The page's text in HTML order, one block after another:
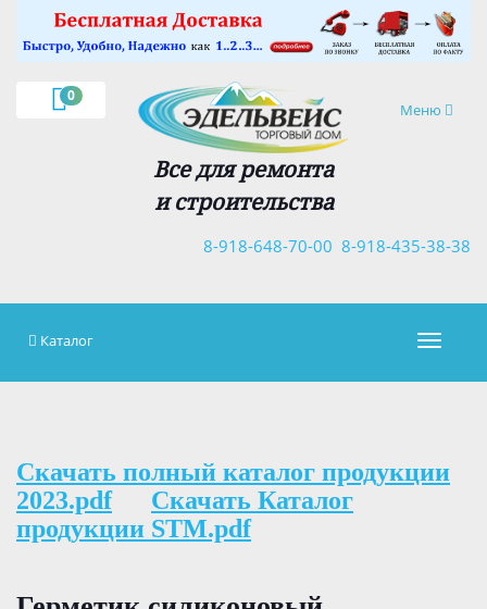
0
Навигация
Меню
Все для ремонта
и строительства
8-918-435-38-38
8-918-648-70-00
×
Каталог
Скачать полный каталог продукции
2023.pdf
Скачать Каталог
продукции STM.pdf